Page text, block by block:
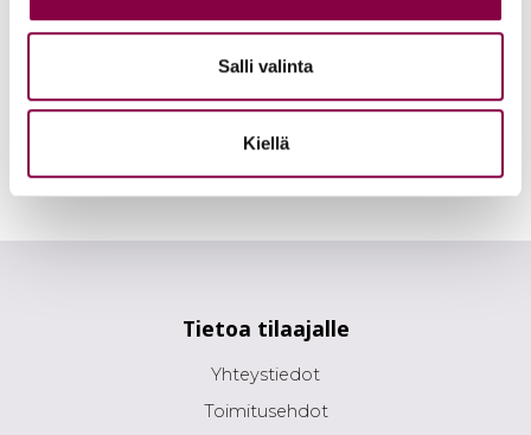
Salli valinta
Kiellä
27,20€
Tietoa tilaajalle
Yhteystiedot
Toimitusehdot